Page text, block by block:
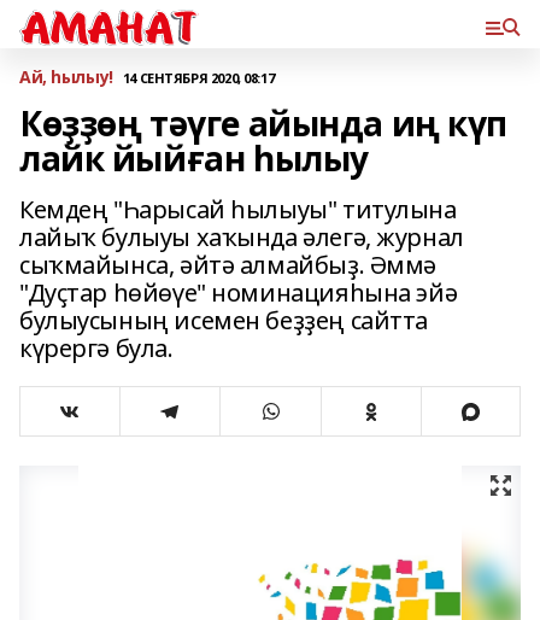
Ай, һылыу! 14 СЕНТЯБРЯ 2020, 08:17
Көҙҙөң тәүге айында иң күп
лайк йыйған һылыу
Кемдең "Һарысай һылыуы" титулына
лайыҡ булыуы хаҡында әлегә, журнал
сыҡмайынса, әйтә алмайбыҙ. Әммә
"Дуҫтар һөйөүе" номинацияһына эйә
булыусының исемен беҙҙең сайтта
күрергә була.